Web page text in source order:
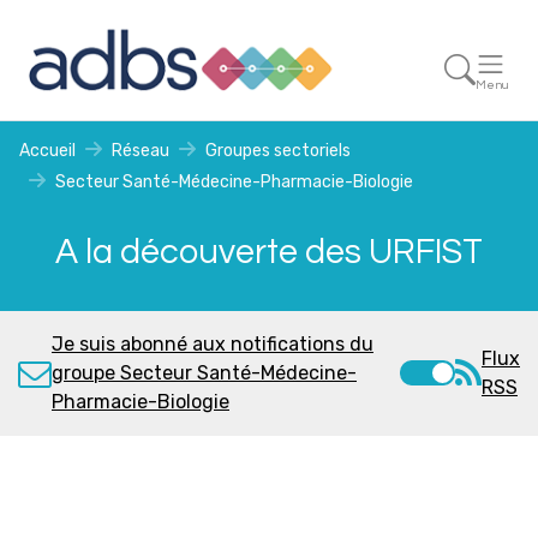
Menu
Accueil Réseau
Groupes sectoriels
Secteur Santé-Médecine-Pharmacie-Biologie
A la découverte des URFIST
Je suis abonné aux notifications du
groupe Secteur Santé-Médecine-
Pharmacie-Biologie
Flux
RSS